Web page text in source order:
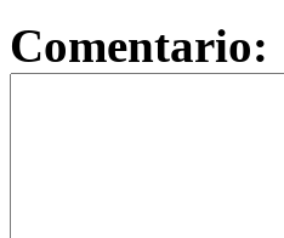
Comentario: